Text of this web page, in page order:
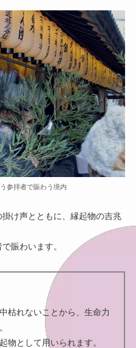
参拝者で賑わう境内
掛け声とともに、縁起物の吉兆
賑わいます。
枯れないことから、生命力
物として用いられます。